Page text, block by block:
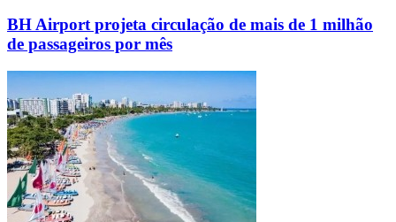
BH Airport projeta circulação de mais de 1 milhão
de passageiros por mês